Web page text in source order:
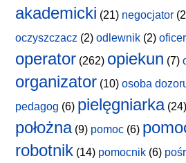
akademicki (21) negocjator
oczyszczacz (2) odlewnik (2) oficer
operator (262) opiekun (7)
organizator (10) osoba
pedagog (6) pielęgniarka(24)
położna(9) pomoc (6)
robotnik (14) pomocnik (6)